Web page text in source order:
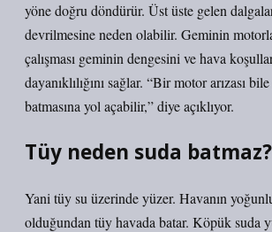
yöne doğru döndürür. Üst üste gelen
devrilmesine neden olabilir. Geminin
çalışması geminin dengesini ve hava
dayanıklılığını sağlar. “Bir motor arızası
batmasına yol açabilir,” diye açıklıyor.
Tüy neden suda batmaz?
Yani tüy su üzerinde yüzer. Havanın
olduğundan tüy havada batar. Köpük suda